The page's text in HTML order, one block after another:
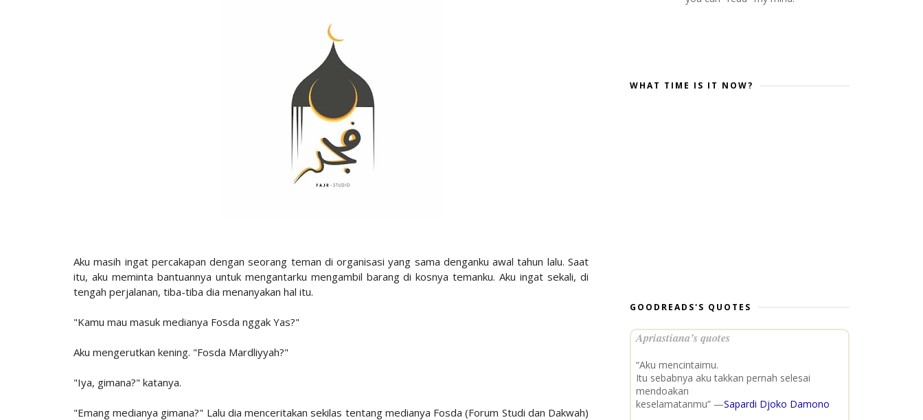
Aku masih ingat percakapan dengan seorang teman di organisasi yang sama denganku awal tahun lalu. Saat
itu, aku meminta bantuannya untuk mengantarku mengambil barang di kosnya temanku. Aku ingat sekali, di
tengah perjalanan, tiba-tiba dia menanyakan hal itu.
"Kamu mau masuk medianya Fosda nggak Yas?"
Aku mengerutkan kening. "Fosda Mardliyyah?"
"Iya, gimana?" katanya.
"Emang medianya gimana?" Lalu dia menceritakan sekilas tentang medianya Fosda (Forum Studi dan Dakwah)
WHAT TIME IS IT NOW?
GOODREADS'S QUOTES
Apriastiana’s quotes
“Aku mencintaimu.
Itu sebabnya aku takkan pernah selesai
mendoakan
keselamatanmu” —Sapardi Djoko Damono